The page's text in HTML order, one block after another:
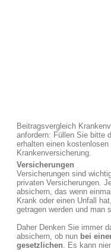
Beitragsvergleich
anfordern: Füllen Sie bitte
erhalten einen
Krankenversicherung.
Versicherungen
Versicherungen sind
privaten Versicherungen.
absichern, das wenn
Krank oder einen Unfall
getragen werden und man
Daher Denken Sie immer
absichern, ob nun bei
gesetzlichen. Es kann